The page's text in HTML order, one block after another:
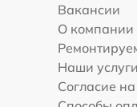
Вакансии
О компании
Наши услуги
Согласие